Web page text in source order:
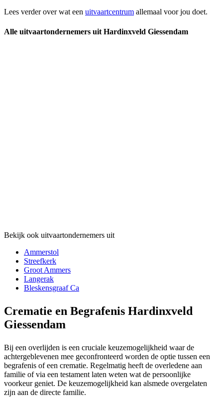
Lees verder over wat een uitvaartcentrum allemaal voor jou doet.
Alle uitvaartondernemers uit Hardinxveld Giessendam
Bekijk ook uitvaartondernemers uit
Ammerstol
Streefkerk
Groot Ammers
Langerak
Bleskensgraaf Ca
Crematie en Begrafenis Hardinxveld
Giessendam
Bij een overlijden is een cruciale keuzemogelijkheid waar de
achtergeblevenen mee geconfronteerd worden de optie tussen een
begrafenis of een crematie. Regelmatig heeft de overledene aan
familie of via een testament laten weten wat de persoonlijke
voorkeur geniet. De keuzemogelijkheid kan alsmede overgelaten
zijn aan de directe familie.